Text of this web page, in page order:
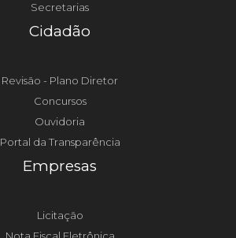
Secretarias
Cidadão
Revisão - Plano Diretor
Concursos
Ouvidoria
Portal da Transparência
Empresas
Licitação